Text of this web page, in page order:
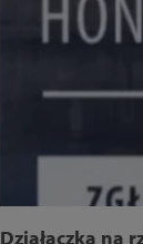
Działaczka na